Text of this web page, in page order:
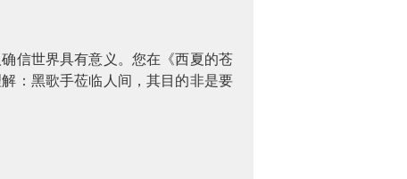
信世界具有意义。您在《西夏的苍
：黑歌手莅临人间，其目的非是要